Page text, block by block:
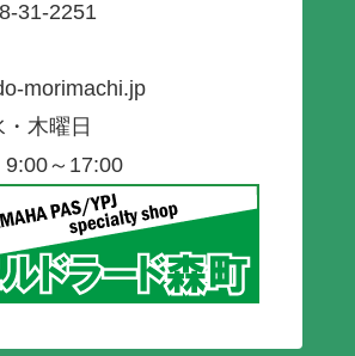
31-2251
morimachi.jp
・木曜日
9:00～17:00